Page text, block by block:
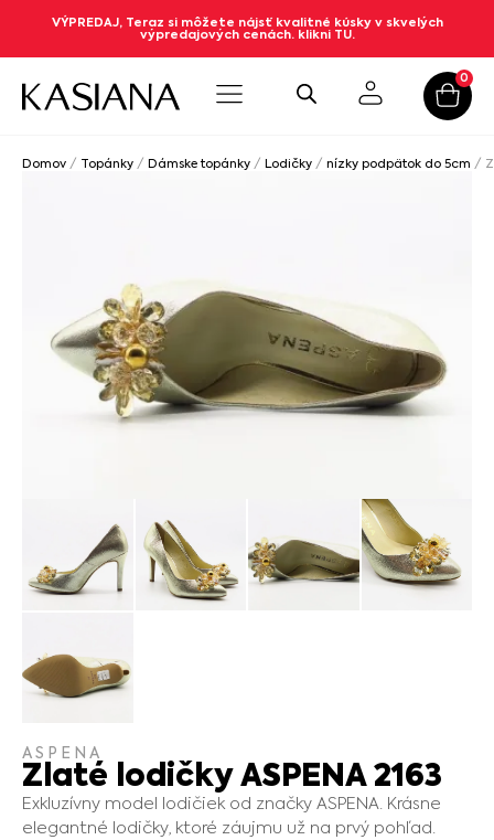
VÝPREDAJ, Teraz si môžete nájsť kvalitné kúsky v skvelých
výpredajových cenách. klikni TU.
0
Domov / Topánky / Dámske topánky / Lodičky / nízky podpätok do 5cm /
ASPENA
Zlaté lodičky ASPENA 2163
Exkluzívny model lodičiek od značky ASPENA. Krásne
elegantné lodičky, ktoré záujmu už na prvý pohľad.